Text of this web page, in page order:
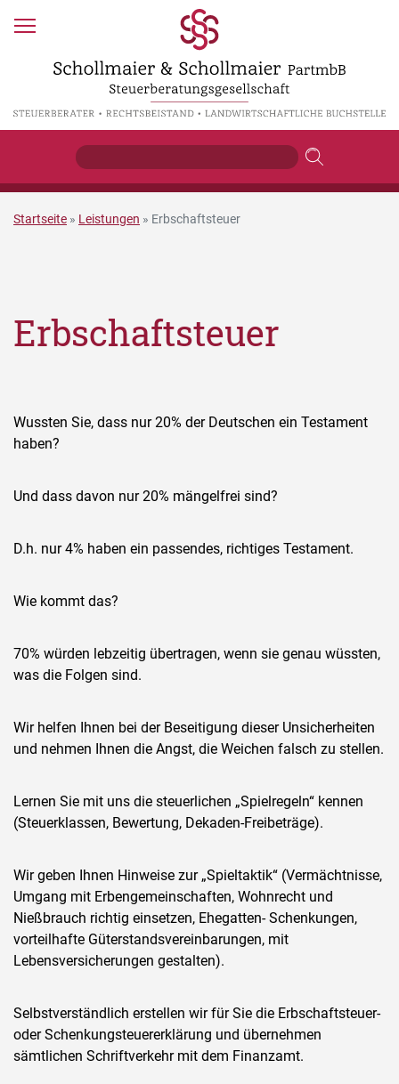
Startseite » Leistungen » Erbschaftsteuer
Erbschaftsteuer
Wussten Sie, dass nur 20% der Deutschen ein Testament
haben?
Und dass davon nur 20% mängelfrei sind?
D.h. nur 4% haben ein passendes, richtiges Testament.
Wie kommt das?
70% würden lebzeitig übertragen, wenn sie genau wüssten,
was die Folgen sind.
Wir helfen Ihnen bei der Beseitigung dieser Unsicherheiten
und nehmen Ihnen die Angst, die Weichen falsch zu stellen.
Lernen Sie mit uns die steuerlichen „Spielregeln“ kennen
(Steuerklassen, Bewertung, Dekaden-Freibeträge).
Wir geben Ihnen Hinweise zur „Spieltaktik“ (Vermächtnisse,
Umgang mit Erbengemeinschaften, Wohnrecht und
Nießbrauch richtig einsetzen, Ehegatten- Schenkungen,
vorteilhafte Güterstandsvereinbarungen, mit
Lebensversicherungen gestalten).
Selbstverständlich erstellen wir für Sie die Erbschaftsteuer-
oder Schenkungsteuererklärung und übernehmen
sämtlichen Schriftverkehr mit dem Finanzamt.